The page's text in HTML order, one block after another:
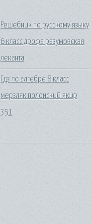
Решебник по русскому языку
6 класс дрофа разумовская
леканта
Гдз по алгебре 8 класс
мерзляк полонский якир
351